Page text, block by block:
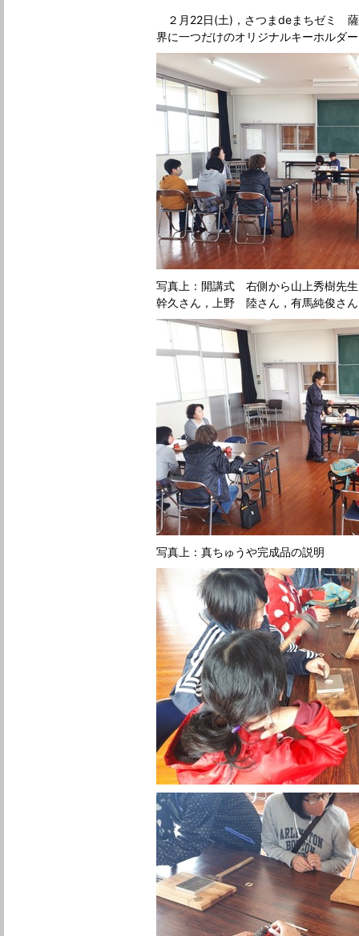
２月22日(土)，さつまdeまちゼミ
界に一つだけのオリジナルキーホルダ
写真上：開講式 右側から山上秀樹先
幹久さん，上野 陸さん，有馬純俊さ
写真上：真ちゅうや完成品の説明